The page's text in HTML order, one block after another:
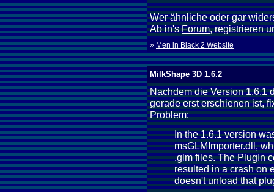
Wer ähnliche oder gar
Ab in'sForum, registrieren
» Men in Black 2 Website
MilkShape 3D 1.6.2
Nachdem die Version 1.6.1
gerade erst erschienen ist,
Problem:
In the 1.6.1 version
msGLMImporter.dll,
.glm files. The PlugIn
resulted in a crash on
doesn't unload that